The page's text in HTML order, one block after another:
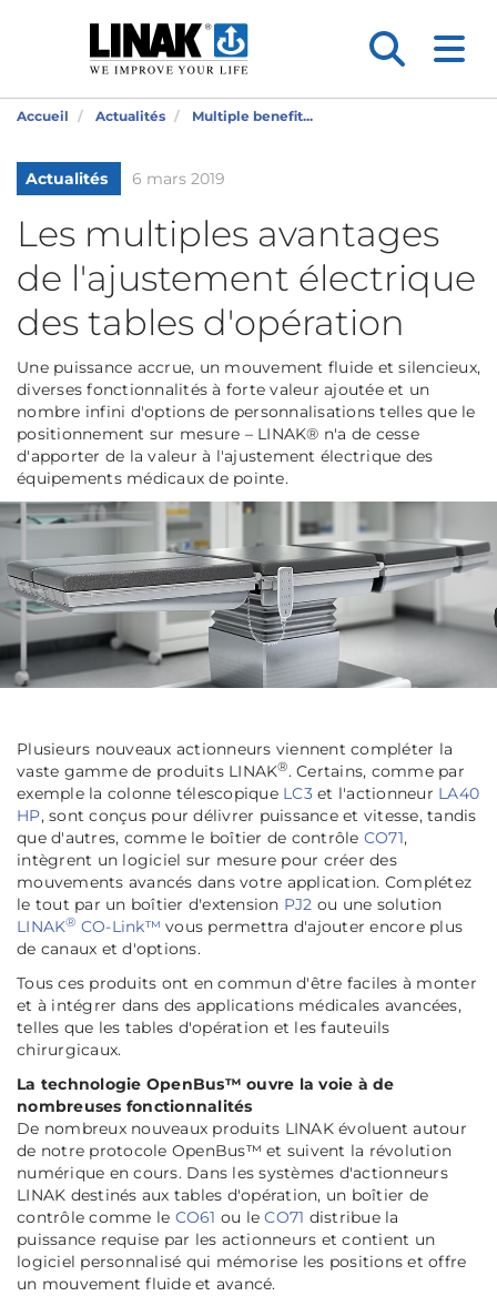
Accueil Actualités Multiple benefit...
Actualités 6 mars 2019
Les multiples avantages
de l'ajustement électrique
des tables d'opération
Une puissance accrue, un mouvement fluide et silencieux,
diverses fonctionnalités à forte valeur ajoutée et un
nombre infini d'options de personnalisations telles que le
positionnement sur mesure – LINAK® n'a de cesse
d'apporter de la valeur à l'ajustement électrique des
équipements médicaux de pointe.
Plusieurs nouveaux actionneurs viennent compléter la
vaste gamme de produits LINAK®. Certains, comme par
exemple la colonne télescopique LC3et l'actionneur LA40
HP, sont conçus pour délivrer puissance et vitesse, tandis
que d'autres, comme le boîtier de contrôle CO71,
intègrent un logiciel sur mesure pour créer des
mouvements avancés dans votre application. Complétez
le tout par un boîtier d'extension PJ2 ou une solution
LINAK® CO-Link™ vous permettra d'ajouter encore plus
de canaux et d'options.
Tous ces produits ont en commun d'être faciles à monter
et à intégrer dans des applications médicales avancées,
telles que les tables d'opération et les fauteuils
chirurgicaux.
La technologie OpenBus™ ouvre la voie à de
nombreuses fonctionnalités
De nombreux nouveaux produits LINAK évoluent autour
de notre protocole OpenBus™ et suivent la révolution
numérique en cours. Dans les systèmes d'actionneurs
LINAK destinés aux tables d'opération, un boîtier de
contrôle comme le CO61 ou leCO71 distribue la
puissance requise par les actionneurs et contient un
logiciel personnalisé qui mémorise les positions et offre
un mouvement fluide et avancé.